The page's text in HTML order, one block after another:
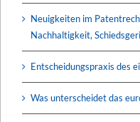
Neuigkeiten im
Nachhaltigkeit,
Entscheidungspraxis des
Was unterscheidet das